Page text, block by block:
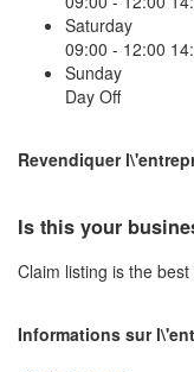
Saturday
09:00 - 12:00
Sunday
Day Off
Revendiquer
Is this your
Claim listing is the
Informations sur